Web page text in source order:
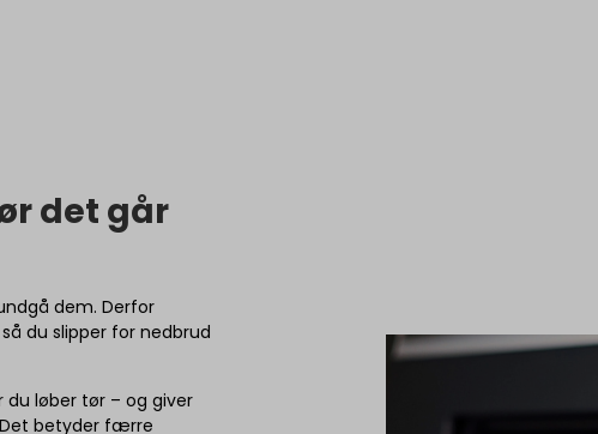
det går
dem. Derfor
du slipper for nedbrud
løber tør – og giver
Det betyder færre